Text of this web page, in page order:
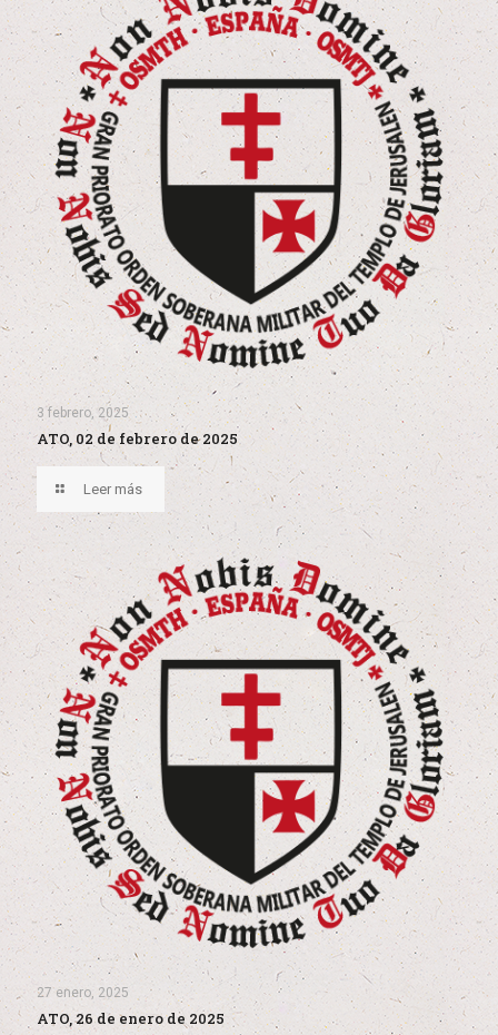
3 febrero, 2025
ATO, 02 de febrero de 2025
Leer más
27 enero, 2025
ATO, 26 de enero de 2025